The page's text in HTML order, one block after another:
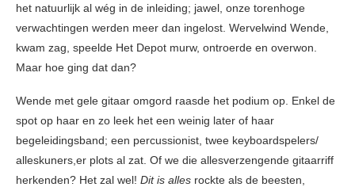
het natuurlijk al wég in de inleiding; jawel, onze torenhoge
verwachtingen werden meer dan ingelost. Wervelwind Wende,
kwam zag, speelde Het Depot murw, ontroerde en overwon.
Maar hoe ging dat dan?
Wende met gele gitaar omgord raasde het podium op. Enkel de
spot op haar en zo leek het een weinig later of haar
begeleidingsband; een percussionist, twee keyboardspelers/
alleskuners,er plots al zat. Of we die allesverzengende gitaarriff
herkenden? Het zal wel! Dit is alles rockte als de beesten,